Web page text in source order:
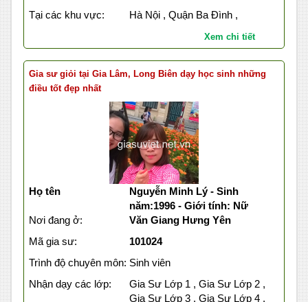
Tại các khu vực:
Hà Nội , Quận Ba Đình ,
Xem chi tiết
Gia sư giỏi tại Gia Lâm, Long Biên dạy học sinh những
điều tốt đẹp nhất
Họ tên
Nguyễn Minh Lý - Sinh
năm:1996 - Giới tính: Nữ
Nơi đang ở:
Văn Giang Hưng Yên
Mã gia sư:
101024
Trình độ chuyên môn: Sinh viên
Nhận dạy các lớp:
Gia Sư Lớp 1 , Gia Sư Lớp 2 ,
Gia Sư Lớp 3 , Gia Sư Lớp 4 ,